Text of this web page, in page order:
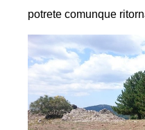
potrete comunque